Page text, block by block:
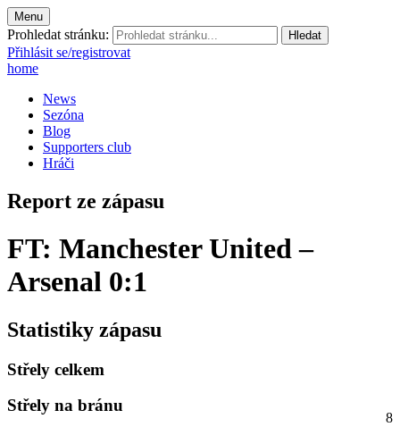
Menu
Prohledat stránku:
Přihlásit se/registrovat
home
News
Sezóna
Blog
Supporters club
Hráči
Report ze zápasu
FT: Manchester United –
Arsenal 0:1
Statistiky zápasu
Střely celkem
8
Střely na bránu